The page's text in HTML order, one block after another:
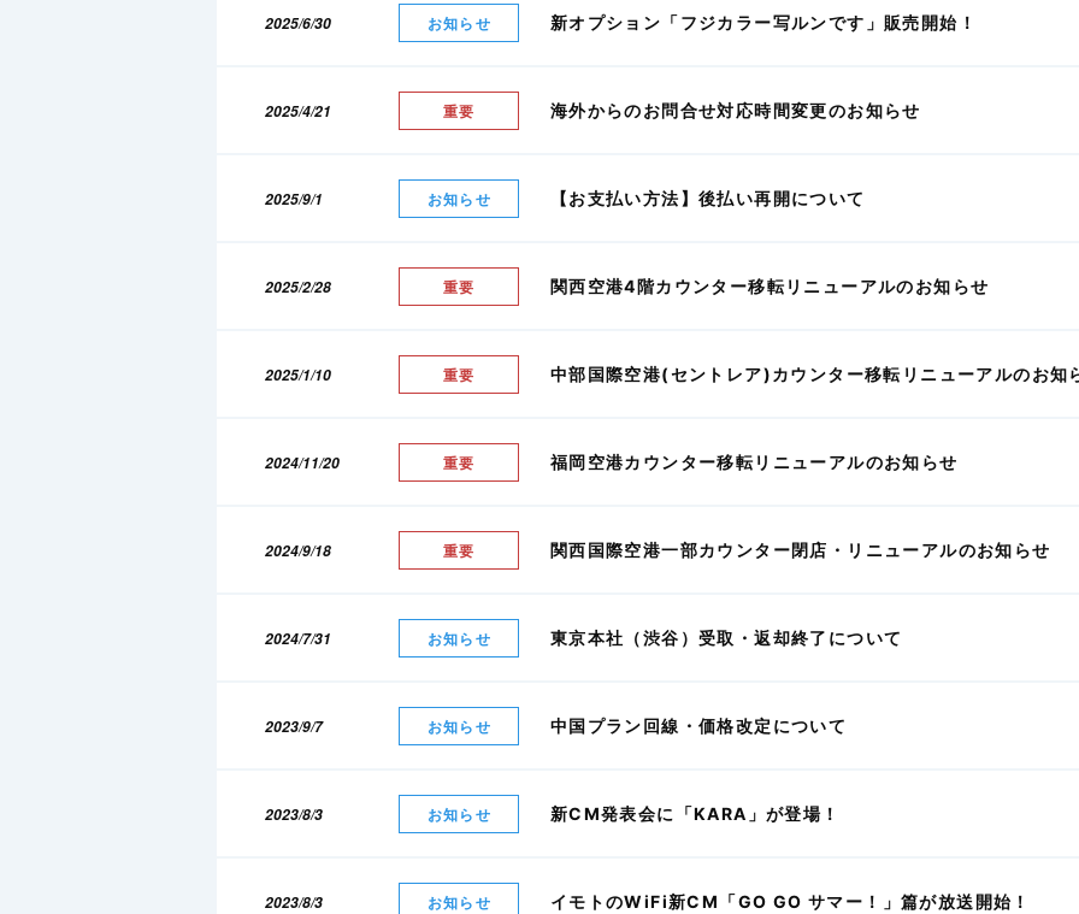
2025/6/30 お知らせ 新オプション「フジカラー写ルンです」販売開始！
2025/4/21 重要 海外からのお問合せ対応時間変更のお知らせ
2025/9/1 お知らせ 【お支払い方法】後払い再開について
2025/2/28 重要 関西空港4階カウンター移転リニューアルのお知らせ
2025/1/10 重要 中部国際空港(セントレア)カウンター移転リニューアルのお知
2024/11/20 重要 福岡空港カウンター移転リニューアルのお知らせ
2024/9/18 重要 関西国際空港一部カウンター閉店・リニューアルのお知らせ
2024/7/31 お知らせ 東京本社（渋谷）受取・返却終了について
2023/9/7 お知らせ 中国プラン回線・価格改定について
2023/8/3 お知らせ 新CM発表会に「KARA」が登場！
2023/8/3 お知らせ イモトのWiFi新CM「GO GO サマー！」篇が放送開始！